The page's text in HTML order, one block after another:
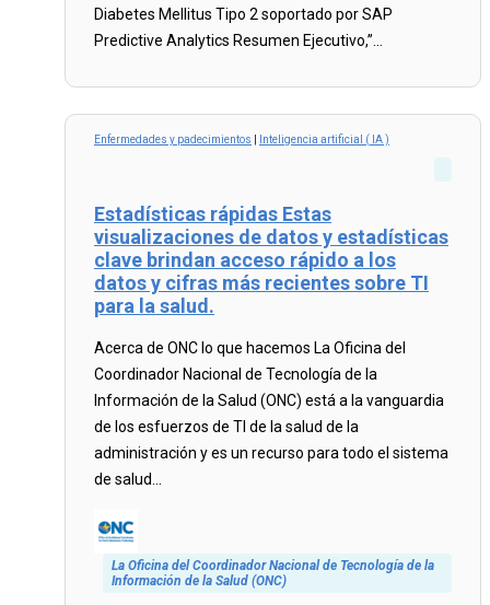
Diabetes Mellitus Tipo 2 soportado por SAP
Predictive Analytics Resumen Ejecutivo,”...
Enfermedades y padecimientos Inteligencia artificial ( IA )
Estadísticas rápidas Estas
visualizaciones de datos y estadísticas
clave brindan acceso rápido a los
datos y cifras más recientes sobre TI
para la salud.
Acerca de ONC lo que hacemos La Oficina del
Coordinador Nacional de Tecnología de la
Información de la Salud (ONC) está a la vanguardia
de los esfuerzos de TI de la salud de la
administración y es un recurso para todo el sistema
de salud...
La Oficina del Coordinador Nacional de Tecnología de la
Información de la Salud (ONC)